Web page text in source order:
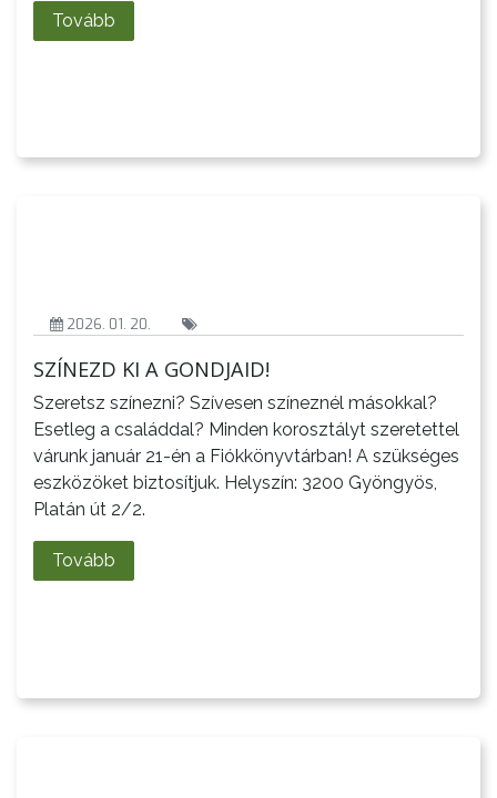
TELEPÜLÉSRENDEZÉS
VÁROSHÁZA
AZ
ÖNKORMÁNYZAT
Tovább
2026. 01. 20.
SZÍNEZD KI A GONDJAID!
Szeretsz színezni? Szívesen színeznél másokkal?
Esetleg a családdal? Minden korosztályt szeretettel
várunk január 21-én a Fiókkönyvtárban! A szükséges
eszközöket biztosítjuk. Helyszín: 3200 Gyöngyös,
Platán út 2/2.
Tovább